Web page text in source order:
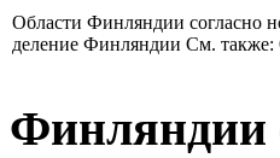
Области Финляндии согласно
деление Финляндии См.
Финляндии